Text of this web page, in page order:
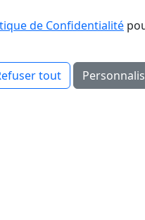
de Confidentialité
tout